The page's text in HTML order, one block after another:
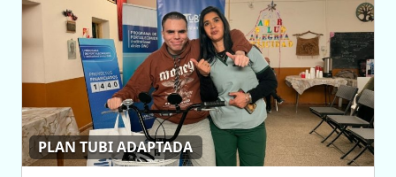
PLAN TUBI ADAPTADA